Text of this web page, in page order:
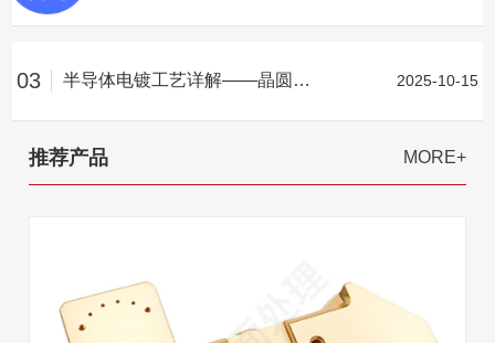
03 半导体电镀工艺详解——晶圆电镀 2025-10-15
推荐产品 MORE+